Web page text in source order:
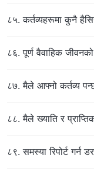
८५. कर्तव्यहरूमा कुनै
८६. पूर्ण वैवाहिक
८७. मैले आफ्‍नो कर्तव्य
८८. मैले ख्याति र
८९. समस्या रिपोर्ट गर्न